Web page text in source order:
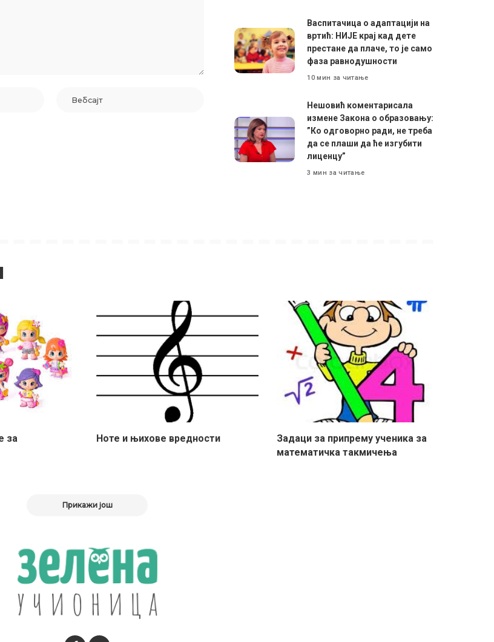
Васпитачица о адаптацији на
вртић: НИЈЕ крај кад дете
престане да плаче, то је само
фаза равнодушности
10 мин за читање
Нешовић коментарисала
измене Закона о образовању:
”Ко одговорно ради, не треба
да се плаши да ће изгубити
лиценцу”
3 мин за читање
за
Ноте и њихове вредности
Задаци за припрему ученика за
математичка такмичења
Прикажи још